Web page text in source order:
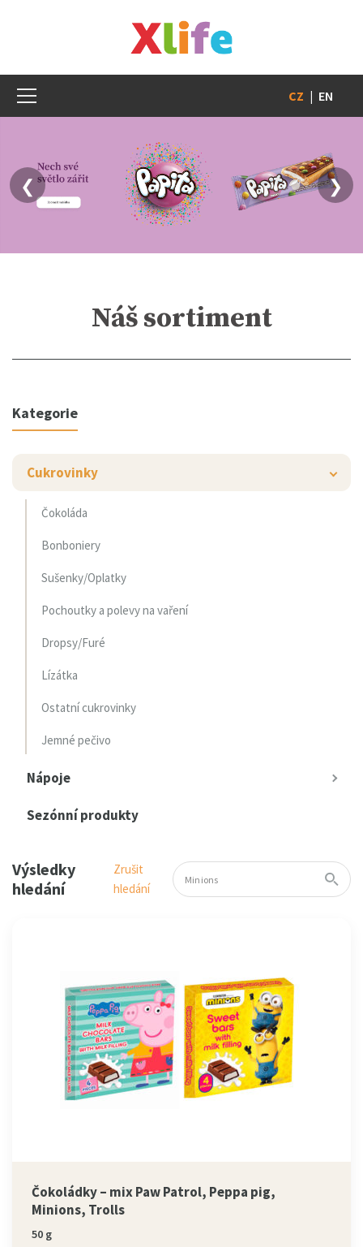
CZ | EN
❮ ❯
Náš sortiment
Kategorie
Cukrovinky
Čokoláda
Bonboniery
Sušenky/Oplatky
Pochoutky a polevy na vaření
Dropsy/Furé
Lízátka
Ostatní cukrovinky
Jemné pečivo
Nápoje
Sezónní produkty
Výsledky
hledání
Zrušit
hledání
Čokoládky – mix Paw Patrol, Peppa pig,
Minions, Trolls
50 g